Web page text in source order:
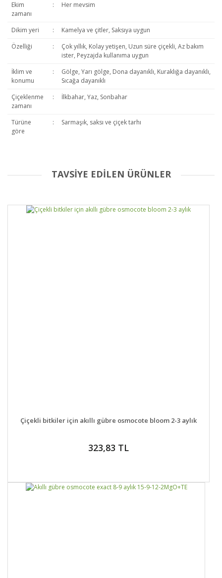
Ekim
zamanı
: Her mevsim
Dikim yeri :
Kamelya ve çitler, Saksıya uygun
Özelliği
:
Çok yıllık, Kolay yetişen, Uzun süre çiçekli, Az bakım
ister, Peyzajda kullanıma uygun
İklim ve
konumu
:
Gölge, Yarı gölge, Dona dayanıklı, Kuraklığa dayanıklı,
Sıcağa dayanıklı
Çiçeklenme
zamanı
: İlkbahar, Yaz, Sonbahar
Türüne
göre
: Sarmaşık, saksı ve çiçek tarhı
Bu ürüne ilk yorumu siz yapın!
Yorum Yaz
TAVSİYE EDİLEN ÜRÜNLER
DETAYLAR SEPETE EKLE
Çiçekli bitkiler için akıllı gübre osmocote bloom 2-3 aylık
323,83 TL